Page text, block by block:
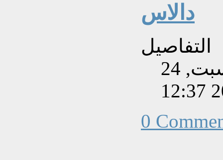
دالاس
التفاصيل
تم إنشاءه بتاريخ السبت, 24
0